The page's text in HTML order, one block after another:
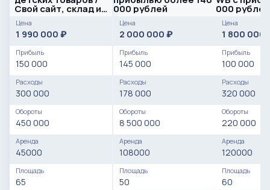
Свой сайт, склад и
офис
Цена
1 990 000 ₽
Прибыль
150 000
Расходы
300 000
Обороты
450 000
Аренда
45000
Площадь
65
000 рублей
Цена
2 000 000 ₽
Прибыль
145 000
Расходы
178 000
Обороты
8 500 000
Аренда
108000
Площадь
50
000 рублей
Цена
1 800 000
Прибыль
100 000
Расходы
320 000
Обороты
220 000
Аренда
120000
Площадь
60